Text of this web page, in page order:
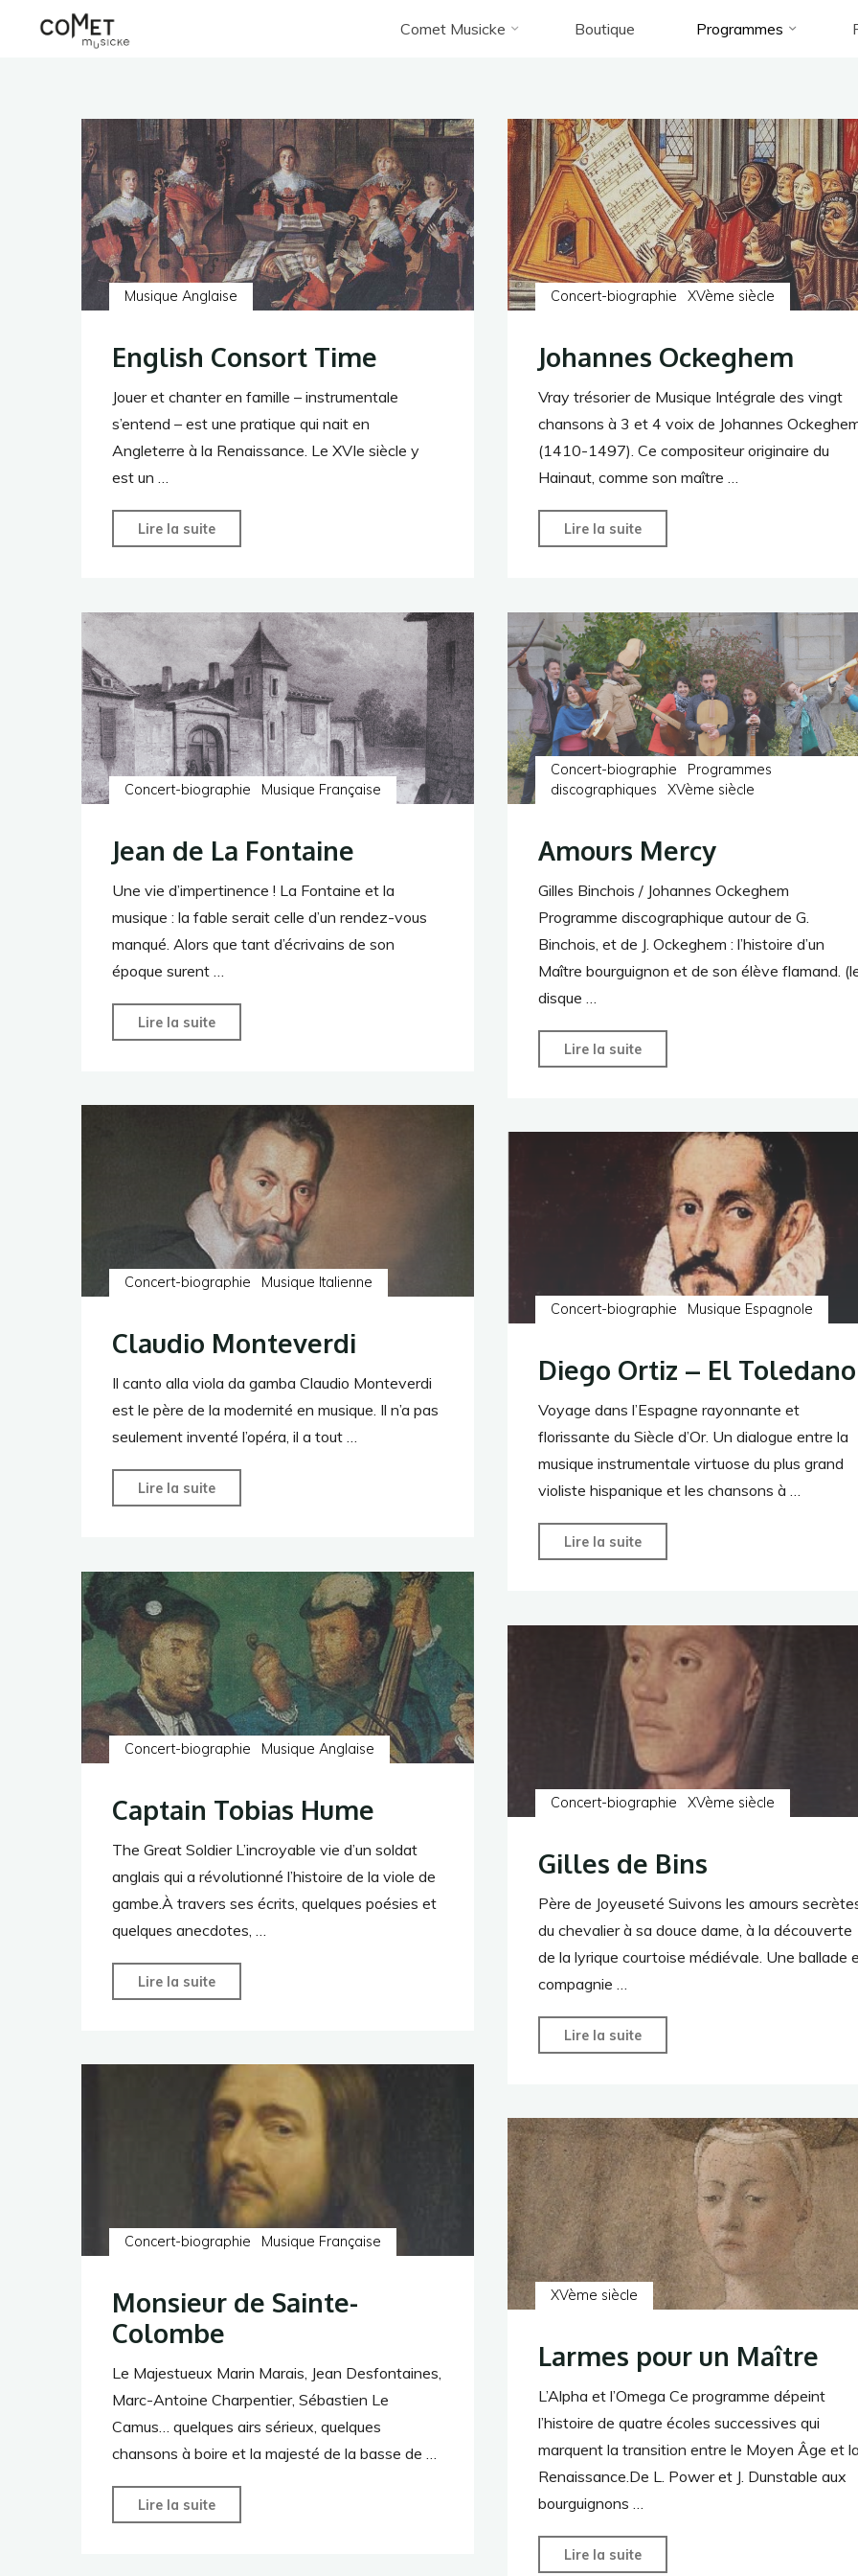
Comet Musicke Boutique Programmes
AccueilArchives de la catégorie « programme » (Pages 2)
Musique Anglaise
English Consort Time
Jouer et chanter en famille – instrumentale
s’entend – est une pratique qui nait en
Angleterre à la Renaissance. Le XVIe siècle y
est un …
Lire la suite
Concert-biographie XVème siècle
Johannes Ockeghem
Vray trésorier de Musique Intégrale des vingt
chansons à 3 et 4 voix de Johannes
(1410-1497). Ce compositeur originaire du
Hainaut, comme son maître …
Lire la suite
Concert-biographie Musique Française
Jean de La Fontaine
Une vie d’impertinence ! La Fontaine et la
musique : la fable serait celle d’un rendez-vous
manqué. Alors que tant d’écrivains de son
époque surent …
Lire la suite
Concert-biographie
Programmes
discographiques
XVème siècle
Amours Mercy
Gilles Binchois / Johannes Ockeghem
Programme discographique autour de G.
Binchois, et de J. Ockeghem : l’histoire d’un
Maître bourguignon et de son élève flamand.
disque …
Lire la suite
Concert-biographie Musique Italienne
Claudio Monteverdi
Il canto alla viola da gamba​ Claudio Monteverdi
est le père de la modernité en musique. Il n’a pas
seulement inventé l’opéra, il a tout …
Lire la suite
Concert-biographie Musique Espagnole
Diego Ortiz – El Toledano
Voyage dans l’Espagne rayonnante et
florissante du Siècle d’Or. Un dialogue entre la
musique instrumentale virtuose du plus grand
violiste hispanique et les chansons à …
Lire la suite
Toledano"
Concert-biographie Musique Anglaise
Captain Tobias Hume
The Great Soldier​ ​​​​​​​​​​​L’incroyable vie d’un soldat
anglais qui a révolutionné l’histoire de la viole de
gambe.À travers ses écrits, quelques poésies et
quelques anecdotes, …
Lire la suite
Concert-biographie XVème siècle
Gilles de Bins
Père de Joyeuseté​​​​​​​​​​​​ Suivons les amours
du chevalier à sa douce dame, à la découverte
de la lyrique courtoise médiévale. Une ballade
compagnie …
Lire la suite
Concert-biographie Musique Française
Monsieur de Sainte-
Colombe
Le Majestueux​​​​​​​​​​​​ Marin Marais, Jean Desfontaines,
Marc-Antoine Charpentier, Sébastien Le
Camus… quelques airs sérieux, quelques
chansons à boire et la majesté de la basse de …
Lire la suite
XVème siècle
Larmes pour un Maître
L’Alpha et l’Omega Ce programme dépeint
l’histoire de quatre écoles successives qui
marquent la transition entre le Moyen Âge et
Renaissance.De L. Power et J. Dunstable aux
bourguignons …
Lire la suite